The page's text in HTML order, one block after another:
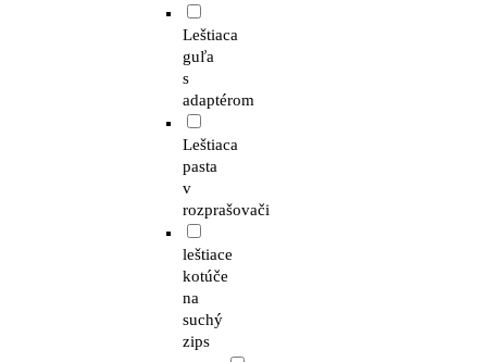
Leštiaca
guľa
s
adaptérom
Leštiaca
pasta
v
rozprašovači
leštiace
kotúče
na
suchý
zips